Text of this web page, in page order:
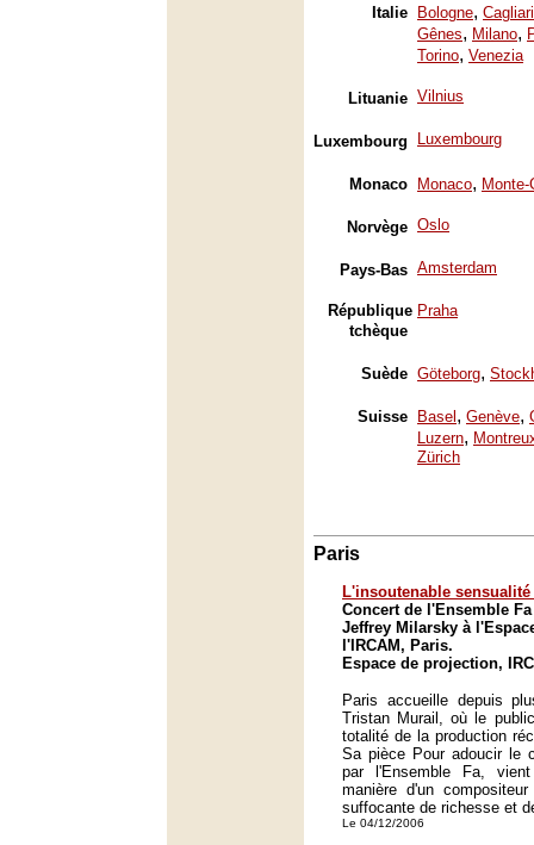
Italie Bologne, Cagliari
Gênes, Milano,
Torino, Venezia
Lituanie Vilnius
Luxembourg Luxembourg
Monaco Monaco, Monte-
Norvège Oslo
Pays-Bas Amsterdam
République
tchèque
Praha
Suède Göteborg,
Suisse Basel , Genève,
Luzern,
Zürich
Paris
L'insoutenable
Concert de l'Ensemble
Jeffrey Milarsky à
l'IRCAM, Paris.
Espace de projection,
Paris accueille depuis
Tristan Murail, où le
totalité de la production
Sa pièce Pour adoucir le
par l'Ensemble Fa,
manière d'un
suffocante de richesse et
Le 04/12/2006